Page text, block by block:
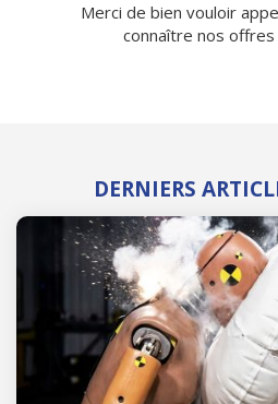
Merci de bien vouloir
connaître nos offres
DERNIERS